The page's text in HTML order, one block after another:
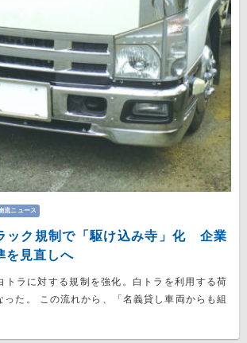
流ニュース
ック規制で「駆け込み寺」化 企業
を見直しへ
トラに対する規制を強化。白トラを利用する荷
った。 この流れから、「名義貸し車両からも組